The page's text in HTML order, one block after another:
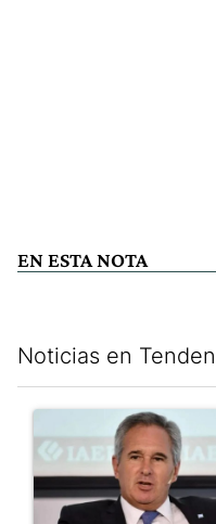
EN ESTA NOTA
Noticias en
Un artículo de